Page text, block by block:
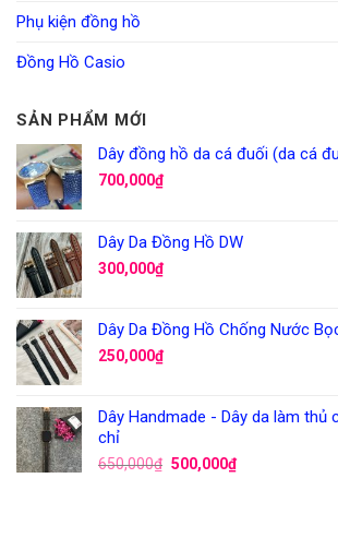
Phụ kiện đồng hồ
Đồng Hồ Casio
SẢN PHẨM MỚI
Dây đồng hồ da cá đuối (da cá
700,000₫
Dây Da Đồng Hồ DW
300,000₫
Dây Da Đồng Hồ Chống Nước
250,000₫
Dây Handmade - Dây da làm
chỉ
650,000₫ 500,000₫